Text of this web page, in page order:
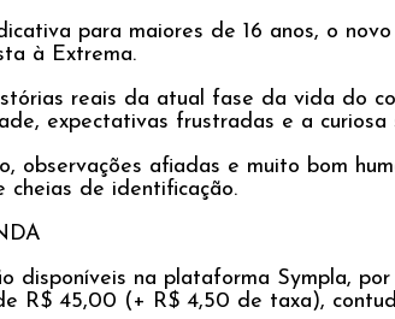
para maiores de 16 anos, o
à Extrema.
reais da atual fase da vida do
expectativas frustradas e a
observações afiadas e muito bom
cheias de identificação.
disponíveis na plataforma Sympla,
R$ 45,00 (+ R$ 4,50 de taxa),